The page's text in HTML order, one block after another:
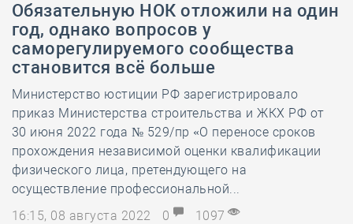
Обязательную НОК отложили на один
год, однако вопросов у
саморегулируемого сообщества
становится всё больше
Министерство юстиции РФ зарегистрировало
приказ Министерства строительства и ЖКХ РФ от
30 июня 2022 года № 529/пр «О переносе сроков
прохождения независимой оценки квалификации
физического лица, претендующего на
осуществление профессиональной...
16:15, 08 августа 2022
0 1097